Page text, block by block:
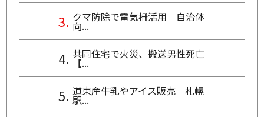
クマ防除で電気柵活用 自治体
向...
共同住宅で火災、搬送男性死亡
【...
道東産牛乳やアイス販売 札幌
駅...